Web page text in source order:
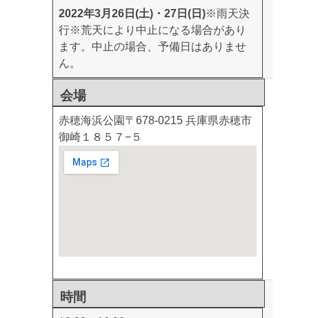
2022年3月26日(土)・27日(日)※雨天決
行※荒天により中止になる場合があり
ます。中止の場合、予備日はありませ
ん。
会場
赤穂海浜公園 〒678-0215 兵庫県赤穂市
御崎１８５７−５
時間